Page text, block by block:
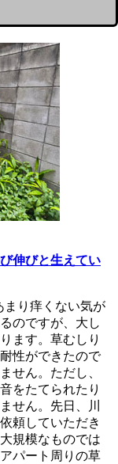
伸びと生えてい
り痒くない気が
のですが、大し
ます。草むしり
性ができたので
せん。ただし、
をたてられたり
せん。先日、川
頼していただき
規模なものでは
パート周りの草